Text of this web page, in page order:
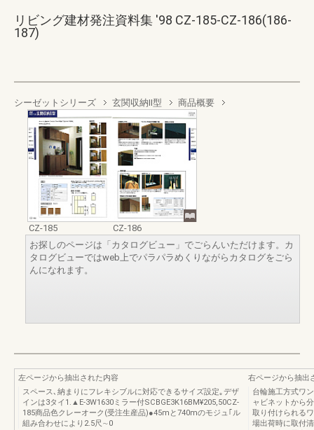
リビング建材発注資料集 '98 CZ-185-CZ-186(186-
187)
シーゼットシリーズ 玄関収納II型 商品概要
CZ-185
CZ-186
お探しのページは「カタログビュー」でごらんいただけます。カ
タログビューではweb上でパラパラめくりながらカタログをごら
んになれます。
左ページから抽出された内容
スペース､納まりにフレキシブルに対応できるサイズ設定｡デザ
インは3タイ1.▲E-3W1630ミラー付SCBGE3K16BM¥205,50CZ-
185商品色クレーオーク(受注生産品)●45mと740mのモジュ｢ル
組み合わせにより2.5尺∼0
右ページから抽出
台輪施工方式ワ
ャビネットから
取り付けられる
場出荷時に取付